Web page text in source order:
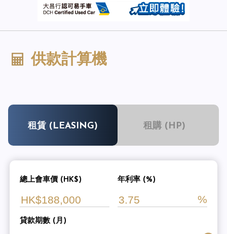
供款計算機
租賃 (LEASING) 租購 (HP)
總上會車價 (HK$) 年利率 (%)
貸款期數 (月)